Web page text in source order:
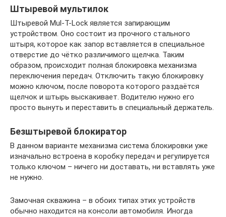
Штыревой мультилок
Штыревой Mul-T-Lock является запирающим
устройством. Оно состоит из прочного стального
штыря, которое как запор вставляется в специальное
отверстие до чётко различимого щелчка. Таким
образом, происходит полная блокировка механизма
переключения передач. Отключить такую блокировку
можно ключом, после поворота которого раздаётся
щелчок и штырь выскакивает. Водителю нужно его
просто вынуть и переставить в специальный держатель.
Безштыревой блокиратор
В данном варианте механизма система блокировки уже
изначально встроена в коробку передач и регулируется
только ключом – ничего ни доставать, ни вставлять уже
не нужно.
Замочная скважина – в обоих типах этих устройств
обычно находится на консоли автомобиля. Иногда